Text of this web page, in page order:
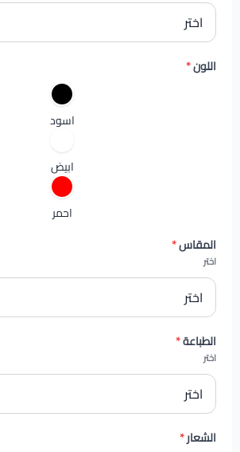
اللون*
اسود
ابيض
احمر
المقاس*
اختر
الطباعة*
اختر
الشعار*